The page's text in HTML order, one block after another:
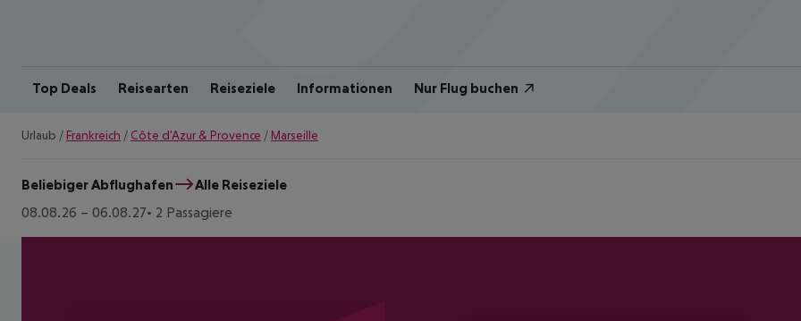
Top Deals Reisearten Reiseziele Informationen Nur Flug buchen
Urlaub / Frankreich / Côte d'Azur & Provence / Marseille
Beliebiger Abflughafen
Alle Reiseziele
08.08.26 – 06.08.27 2 Passagiere